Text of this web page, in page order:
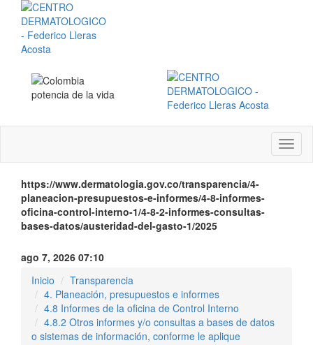
Menú
https://www.dermatologia.gov.co/transparencia/4-
planeacion-presupuestos-e-informes/4-8-informes-
oficina-control-interno-1/4-8-2-informes-consultas-
bases-datos/austeridad-del-gasto-1/2025
ago 7, 2026 07:10
Inicio
Transparencia
4. Planeación, presupuestos e informes
4.8 Informes de la oficina de Control Interno
4.8.2 Otros informes y/o consultas a bases de datos
o sistemas de información, conforme le aplique